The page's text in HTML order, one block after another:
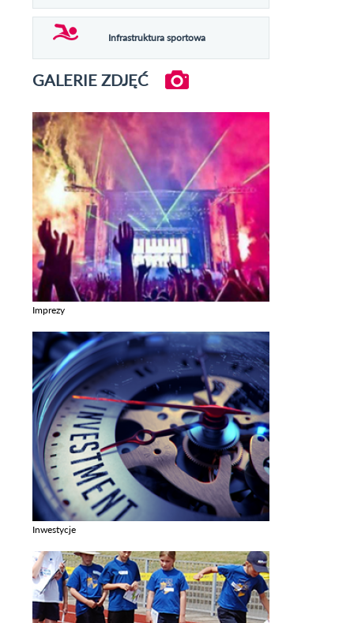
Infrastruktura sportowa
GALERIE ZDJĘĆ
Imprezy
Inwestycje